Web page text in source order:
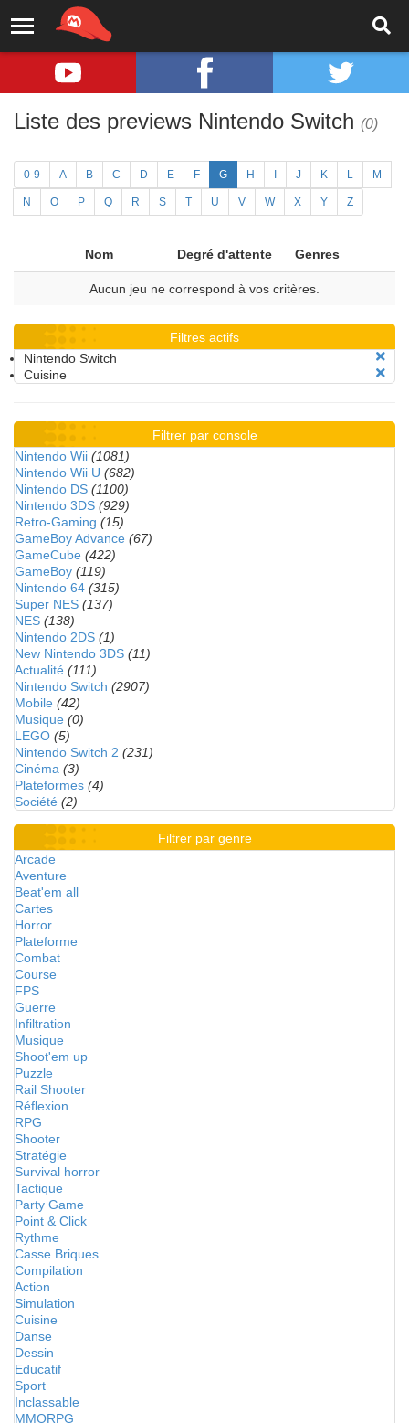
Liste des previews Nintendo Switch (0)
0-9 A B C D E F G H J K L M
N O P Q R S T U V W X Y Z
Nom Degré d'attente Genres
Aucun jeu ne correspond à vos critères.
Filtres actifs
Nintendo Switch
Cuisine
Filtrer par console
Nintendo Wii (1081)
Nintendo Wii U (682)
Nintendo DS (1100)
Nintendo 3DS (929)
Retro-Gaming (15)
GameBoy Advance (67)
GameCube (422)
GameBoy (119)
Nintendo 64 (315)
Super NES (137)
NES (138)
Nintendo 2DS (1)
New Nintendo 3DS (11)
Actualité (111)
Nintendo Switch (2907)
Mobile (42)
Musique (0)
LEGO (5)
Nintendo Switch 2 (231)
Cinéma (3)
Plateformes (4)
Société (2)
Filtrer par genre
Arcade
Aventure
Beat'em all
Cartes
Horror
Plateforme
Combat
Course
FPS
Guerre
Infiltration
Musique
Shoot'em up
Puzzle
Rail Shooter
Réflexion
RPG
Shooter
Stratégie
Survival horror
Tactique
Party Game
Point & Click
Rythme
Casse Briques
Compilation
Action
Simulation
Cuisine
Danse
Dessin
Educatif
Sport
Inclassable
MMORPG